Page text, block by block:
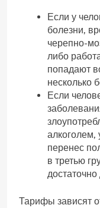
Если у
болезни,
черепно-
либо
попадают
несколько
Если
алкоголем,
перенес
в третью
Тарифы зависят